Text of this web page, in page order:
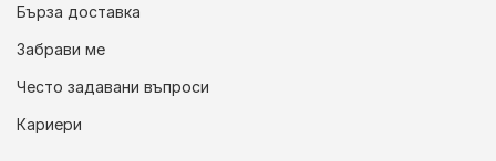
Бърза доставка
Забрави ме
Често задавани въпроси
Кариери